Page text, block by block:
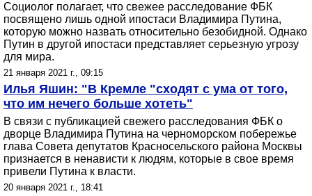
Социолог полагает, что свежее расследование ФБК
посвящено лишь одной ипостаси Владимира Путина,
которую можно назвать относительно безобидной. Однако
Путин в другой ипостаси представляет серьезную угрозу
для мира.
21 января 2021 г., 09:15
Илья Яшин: "В Кремле "сходят с ума от того,
что им нечего больше хотеть"
В связи с публикацией свежего расследования ФБК о
дворце Владимира Путина на черноморском побережье
глава Совета депутатов Красносельского района Москвы
признается в ненависти к людям, которые в свое время
привели Путина к власти.
20 января 2021 г., 18:41